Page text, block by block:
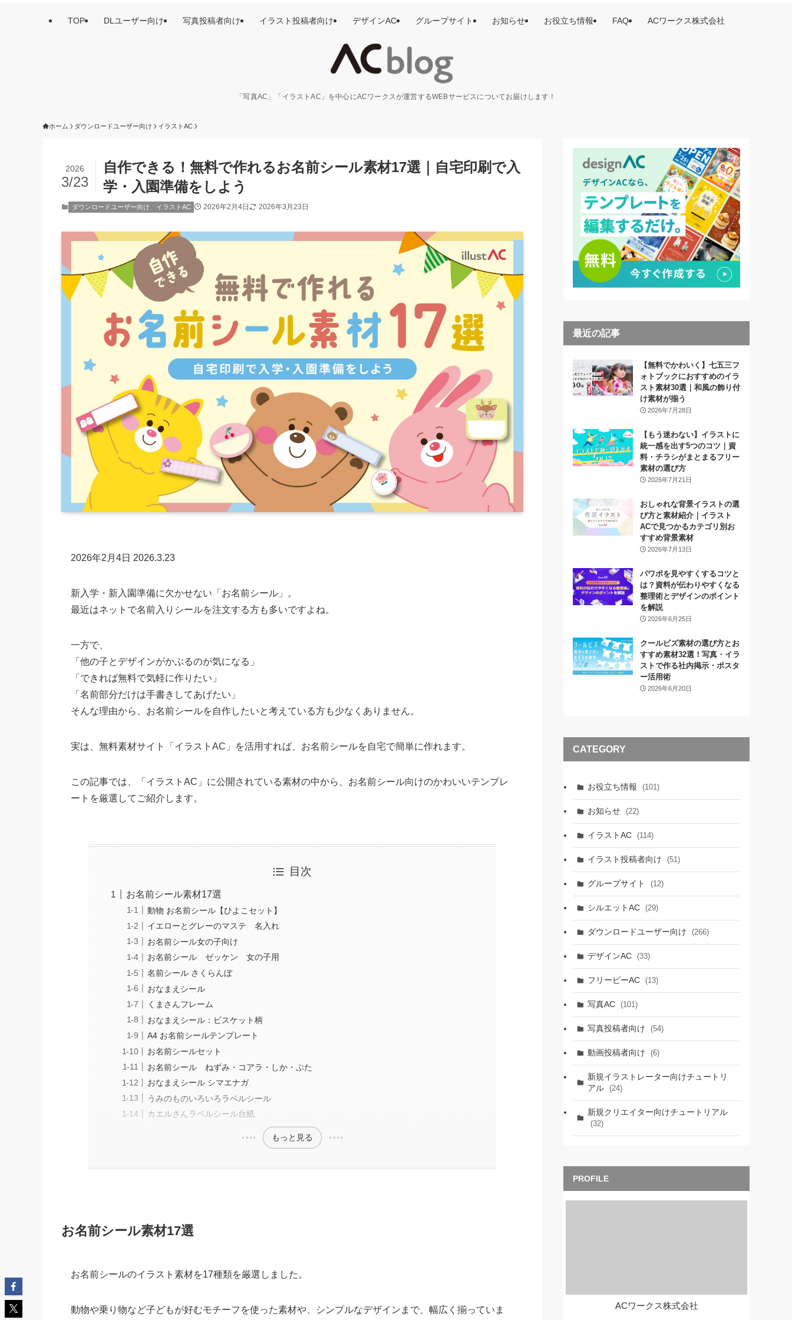
「写真AC」「イラストAC」を中心にACワークスが運営するWEBサービスについてお届けします！
TOP DLユーザー向け 写真投稿者向け イラスト投稿者向け デザインAC グループサイト お知らせ お役立ち情報 FAQ ACワークス株式会社
ホーム ダウンロードユーザー向け イラストAC
自作できる！無料で作れるお名前シール素材17選｜自宅印刷で入
学・入園準備をしよう
2026
3/23
ダウンロードユーザー向け イラストAC 2026年2月4日 2026年3月23日
2026年2月4日 2026.3.23
新入学・新入園準備に欠かせない「お名前シール」。
最近はネットで名前入りシールを注文する方も多いですよね。
一方で、
「他の子とデザインがかぶるのが気になる」
「できれば無料で気軽に作りたい」
「名前部分だけは手書きしてあげたい」
そんな理由から、お名前シールを自作したいと考えている方も少なくありません。
実は、無料素材サイト「イラストAC」を活用すれば、お名前シールを自宅で簡単に作れます。
この記事では、「イラストAC」に公開されている素材の中から、お名前シール向けのかわいいテンプレ
ートを厳選してご紹介します。
目次
お名前シール素材17選
動物 お名前シール【ひよこセット】
イエローとグレーのマステ 名入れ
お名前シール女の子向け
お名前シール ゼッケン 女の子用
名前シール さくらんぼ
おなまえシール
くまさんフレーム
おなまえシール：ビスケット柄
A4 お名前シールテンプレート
お名前シールセット
お名前シール ねずみ・コアラ・しか・ぶた
おなまえシール シマエナガ
うみのものいろいろラベルシール
カエルさんラベルシール台紙
もっと見る
お名前シール素材17選
お名前シールのイラスト素材を17種類を厳選しました。
動物や乗り物など子どもが好むモチーフを使った素材や、シンプルなデザインまで、幅広く揃っていま
最近の記事
【無料でかわいく】七五三フ
ォトブックにおすすめのイラ
スト素材30選｜和風の飾り付
け素材が揃う
2026年7月28日
【もう迷わない】イラストに
統一感を出す5つのコツ｜資
料・チラシがまとまるフリー
素材の選び方
2026年7月21日
おしゃれな背景イラストの選
び方と素材紹介｜イラスト
ACで見つかるカテゴリ別お
すすめ背景素材
2026年7月13日
パワポを見やすくするコツと
は？資料が伝わりやすくなる
整理術とデザインのポイント
を解説
2026年6月25日
クールビズ素材の選び方とお
すすめ素材32選！写真・イラ
ストで作る社内掲示・ポスタ
ー活用術
2026年6月20日
CATEGORY
お役立ち情報 (101)
お知らせ (22)
イラストAC (114)
イラスト投稿者向け (51)
グループサイト (12)
シルエットAC (29)
ダウンロードユーザー向け (266)
デザインAC (33)
フリービーAC (13)
写真AC (101)
写真投稿者向け (54)
動画投稿者向け (6)
新規イラストレーター向けチュートリ
アル (24)
新規クリエイター向けチュートリアル
(32)
ACワークス株式会社